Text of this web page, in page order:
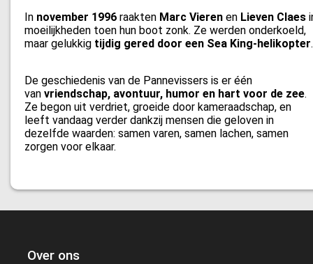
In november 1996 raakten Marc Vieren en Lieven Claes
moeilijkheden toen hun boot zonk. Ze werden onderkoeld,
maar gelukkig tijdig gered door een Sea King-helikopter.
De geschiedenis van de Pannevissers is er één
van vriendschap, avontuur, humor en hart voor de zee.
Ze begon uit verdriet, groeide door kameraadschap, en
leeft vandaag verder dankzij mensen die geloven in
dezelfde waarden: samen varen, samen lachen, samen
zorgen voor elkaar.
Over ons